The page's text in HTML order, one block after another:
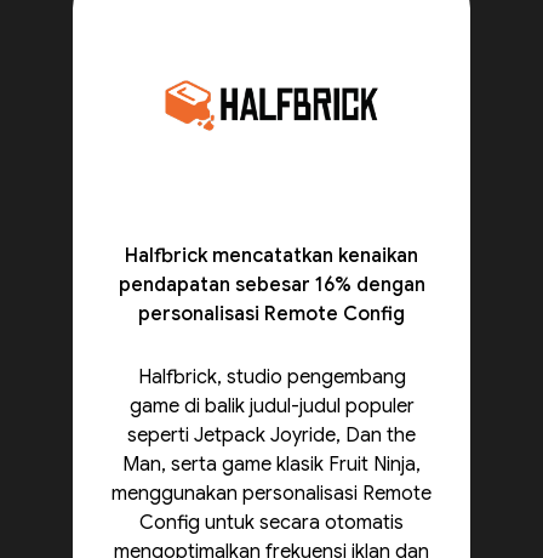
Halfbrick mencatatkan kenaikan
pendapatan sebesar 16% dengan
personalisasi Remote Config
Halfbrick, studio pengembang
game di balik judul-judul populer
seperti Jetpack Joyride, Dan the
Man, serta game klasik Fruit Ninja,
menggunakan personalisasi Remote
Config untuk secara otomatis
mengoptimalkan frekuensi iklan dan